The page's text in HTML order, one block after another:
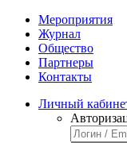
Мероприятия
Журнал
Общество
Партнеры
Контакты
Личный